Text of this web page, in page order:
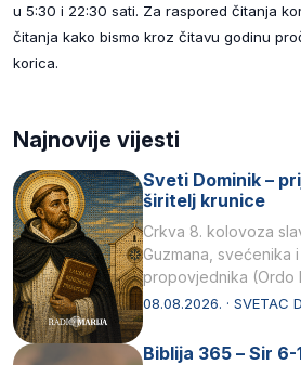
u 5:30 i 22:30 sati. Za raspored čitanja
čitanja kako bismo kroz čitavu godinu
korica.
Najnovije vijesti
Sveti Dominik –
širitelj krunice
Crkva 8. kolovoza
Guzmana, svećenika
propovjednika (Ordo
Svojim životom,
08.08.2026. · SVETAC
Biblija 365 – Sir 6-